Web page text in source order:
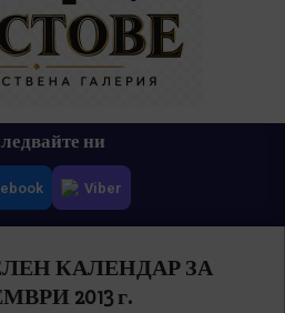
ни
Viber
КАЛЕНДАР ЗА
2013 г.